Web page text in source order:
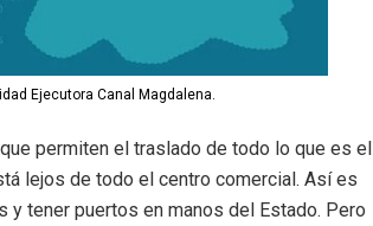
Ejecutora Canal Magdalena.
permiten el traslado de todo lo que es el
lejos de todo el centro comercial. Así es
tener puertos en manos del Estado. Pero